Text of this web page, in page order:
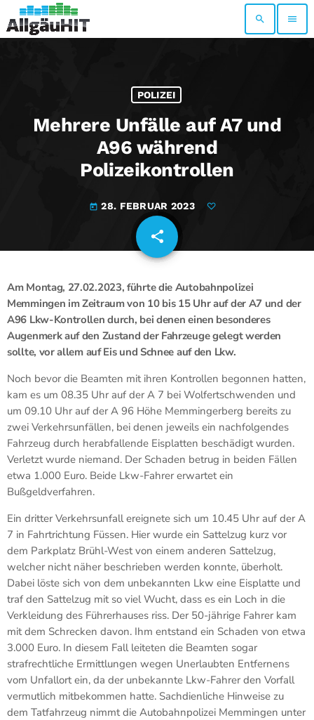
search menu
POLIZEI
Mehrere Unfälle auf A7 und
A96 während
Polizeikontrollen
today 28. FEBRUAR 2023
share
email
Am Montag, 27.02.2023, führte die Autobahnpolizei
Memmingen im Zeitraum von 10 bis 15 Uhr auf der A7 und der
A96 Lkw-Kontrollen durch, bei denen einen besonderes
Augenmerk auf den Zustand der Fahrzeuge gelegt werden
sollte, vor allem auf Eis und Schnee auf den Lkw.
Noch bevor die Beamten mit ihren Kontrollen begonnen hatten,
kam es um 08.35 Uhr auf der A 7 bei Wolfertschwenden und
um 09.10 Uhr auf der A 96 Höhe Memmingerberg bereits zu
zwei Verkehrsunfällen, bei denen jeweils ein nachfolgendes
Fahrzeug durch herabfallende Eisplatten beschädigt wurden.
Verletzt wurde niemand. Der Schaden betrug in beiden Fällen
etwa 1.000 Euro. Beide Lkw-Fahrer erwartet ein
Bußgeldverfahren.
Ein dritter Verkehrsunfall ereignete sich um 10.45 Uhr auf der A
7 in Fahrtrichtung Füssen. Hier wurde ein Sattelzug kurz vor
dem Parkplatz Brühl-West von einem anderen Sattelzug,
welcher nicht näher beschrieben werden konnte, überholt.
Dabei löste sich von dem unbekannten Lkw eine Eisplatte und
traf den Sattelzug mit so viel Wucht, dass es ein Loch in die
Verkleidung des Führerhauses riss. Der 50-jährige Fahrer kam
mit dem Schrecken davon. Ihm entstand ein Schaden von etwa
3.000 Euro. In diesem Fall leiteten die Beamten sogar
strafrechtliche Ermittlungen wegen Unerlaubten Entfernens
vom Unfallort ein, da der unbekannte Lkw-Fahrer den Vorfall
vermutlich mitbekommen hatte. Sachdienliche Hinweise zu
dem Tatfahrzeug nimmt die Autobahnpolizei Memmingen unter